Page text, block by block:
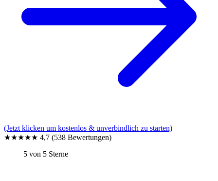
(Jetzt klicken um kostenlos & unverbindlich zu starten)
★★★★★ 4,7 (538 Bewertungen)
5 von 5 Sterne